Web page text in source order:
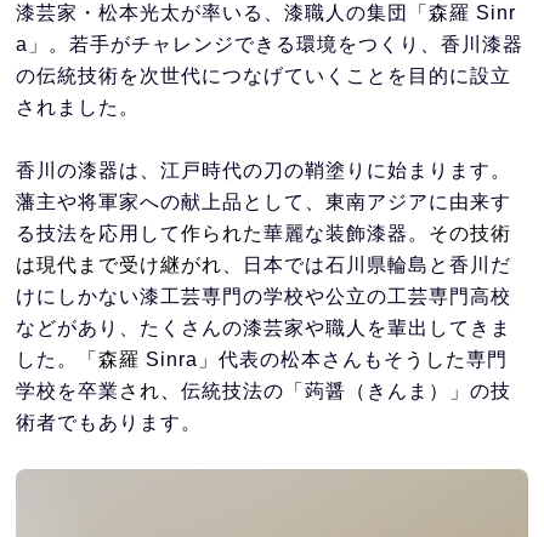
漆芸家・松本光太が率いる、漆職人の集団「森羅 Sinr
a」。若手がチャレンジできる環境をつくり、香川漆器
の伝統技術を次世代につなげていくことを目的に設立
されました。
香川の漆器は、江戸時代の刀の鞘塗りに始まります。
藩主や将軍家への献上品として、東南アジアに由来す
る技法を応用して作られた華麗な装飾漆器。 その技術
は現代まで受け継がれ、
日本では石川県輪島と香川だ
けにしかない漆工芸専門の学校や公立の工芸専門高校
などがあり、たくさんの漆芸家や職人を輩出してきま
した。「森羅 Sinra」代表の松本さんもそ うした専門
学校を卒業 され 、伝統技法の「蒟醤（きんま）」の技
術者でもあります。